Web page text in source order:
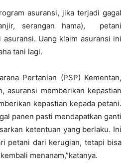
asuransi, jika terjadi gagal
serangan hama), petani
Uang klaim asuransi ini
tani lagi.
Pertanian (PSP) Kementan,
asuransi memberikan kepastian
kepastian kepada petani.
panen pasti mendapatkan ganti
ketentuan yang berlaku. Ini
petani dari kerugian, tetapi bisa
menanam,”katanya.